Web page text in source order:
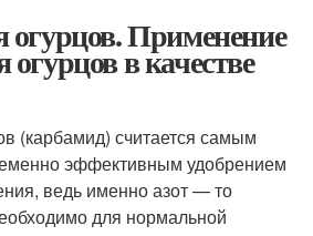
Применение
в качестве
(карбамид) считается самым
эффективным удобрением
ведь именно азот — то
для нормальной